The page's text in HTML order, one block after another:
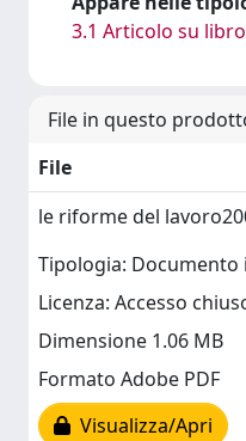
3.1 Articolo su libro
File in questo
File
le riforme del
Tipologia:
Licenza: Accesso
Dimensione 1.06 MB
Formato Adobe PDF
Visualizza/Apri